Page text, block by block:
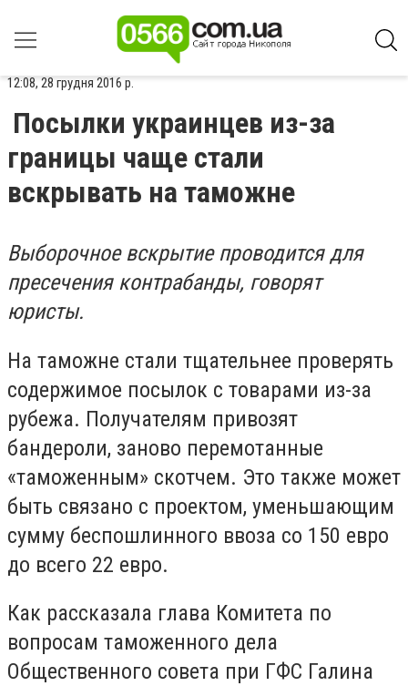
12:08, 28 грудня 2016 р.
Посылки украинцев из-за
границы чаще стали
вскрывать на таможне
Выборочное вскрытие проводится для
пресечения контрабанды, говорят
юристы.
На таможне стали тщательнее проверять
содержимое посылок с товарами из-за
рубежа. Получателям привозят
бандероли, заново перемотанные
«таможенным» скотчем. Это также может
быть связано с проектом, уменьшающим
сумму беспошлинного ввоза со 150 евро
до всего 22 евро.
Как рассказала глава Комитета по
вопросам таможенного дела
Общественного совета при ГФС Галина